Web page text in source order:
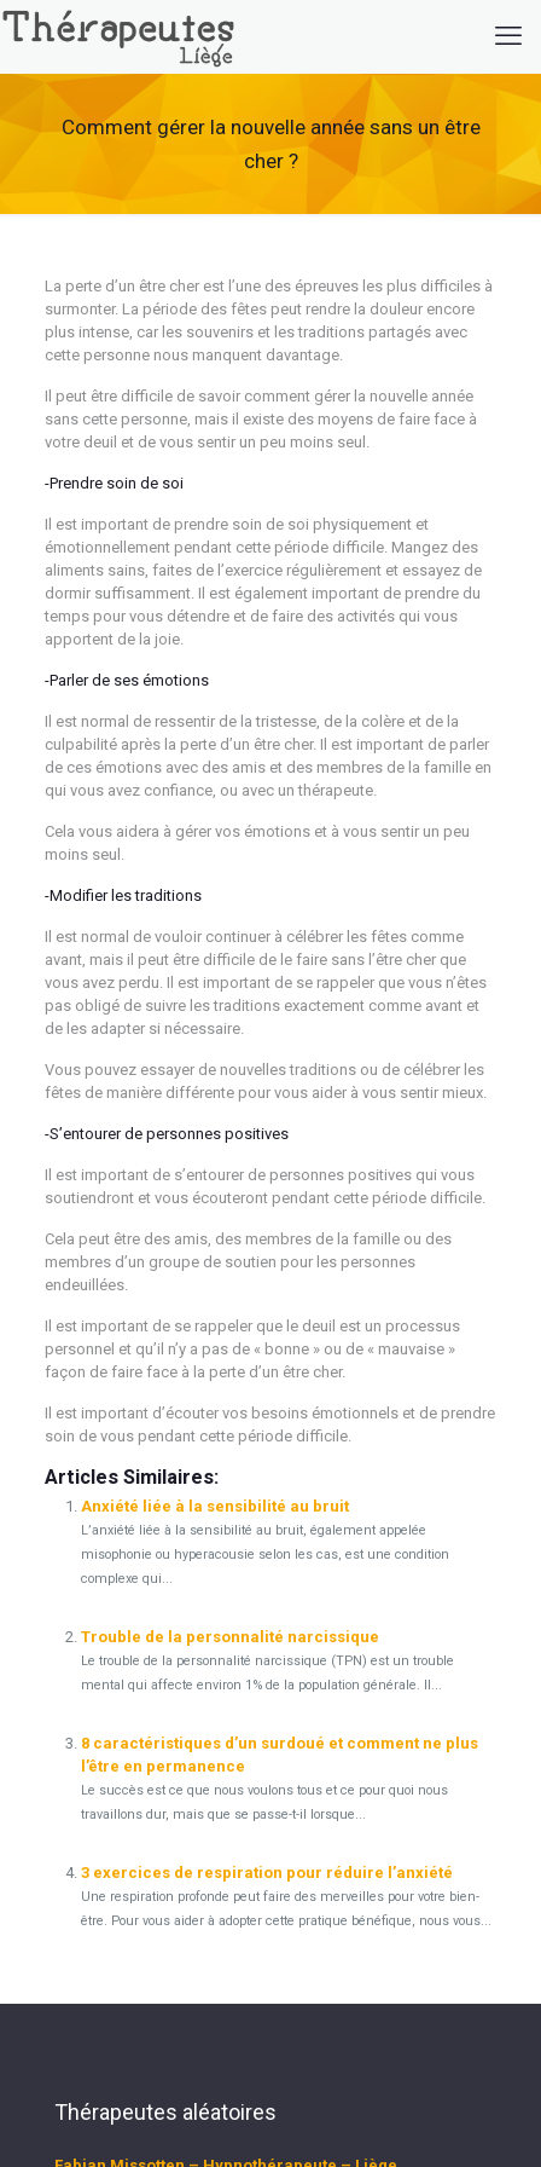
Comment gérer la nouvelle année sans un être
cher ?
La perte d’un être cher est l’une des épreuves les plus difficiles à
surmonter. La période des fêtes peut rendre la douleur encore
plus intense, car les souvenirs et les traditions partagés avec
cette personne nous manquent davantage.
Il peut être difficile de savoir comment gérer la nouvelle année
sans cette personne, mais il existe des moyens de faire face à
votre deuil et de vous sentir un peu moins seul.
-Prendre soin de soi
Il est important de prendre soin de soi physiquement et
émotionnellement pendant cette période difficile. Mangez des
aliments sains, faites de l’exercice régulièrement et essayez de
dormir suffisamment. Il est également important de prendre du
temps pour vous détendre et de faire des activités qui vous
apportent de la joie.
-Parler de ses émotions
Il est normal de ressentir de la tristesse, de la colère et de la
culpabilité après la perte d’un être cher. Il est important de parler
de ces émotions avec des amis et des membres de la famille en
qui vous avez confiance, ou avec un thérapeute.
Cela vous aidera à gérer vos émotions et à vous sentir un peu
moins seul.
-Modifier les traditions
Il est normal de vouloir continuer à célébrer les fêtes comme
avant, mais il peut être difficile de le faire sans l’être cher que
vous avez perdu. Il est important de se rappeler que vous n’êtes
pas obligé de suivre les traditions exactement comme avant et
de les adapter si nécessaire.
Vous pouvez essayer de nouvelles traditions ou de célébrer les
fêtes de manière différente pour vous aider à vous sentir mieux.
-S’entourer de personnes positives
Il est important de s’entourer de personnes positives qui vous
soutiendront et vous écouteront pendant cette période difficile.
Cela peut être des amis, des membres de la famille ou des
membres d’un groupe de soutien pour les personnes
endeuillées.
Il est important de se rappeler que le deuil est un processus
personnel et qu’il n’y a pas de « bonne » ou de « mauvaise »
façon de faire face à la perte d’un être cher.
Il est important d’écouter vos besoins émotionnels et de prendre
soin de vous pendant cette période difficile.
Articles Similaires:
Anxiété liée à la sensibilité au bruit
L’anxiété liée à la sensibilité au bruit, également appelée
misophonie ou hyperacousie selon les cas, est une condition
complexe qui...
Trouble de la personnalité narcissique
Le trouble de la personnalité narcissique (TPN) est un trouble
mental qui affecte environ 1% de la population générale. Il...
8 caractéristiques d’un surdoué et comment ne plus
l’être en permanence
Le succès est ce que nous voulons tous et ce pour quoi nous
travaillons dur, mais que se passe-t-il lorsque...
3 exercices de respiration pour réduire l’anxiété
Une respiration profonde peut faire des merveilles pour votre bien-
être. Pour vous aider à adopter cette pratique bénéfique, nous vous...
Thérapeutes aléatoires